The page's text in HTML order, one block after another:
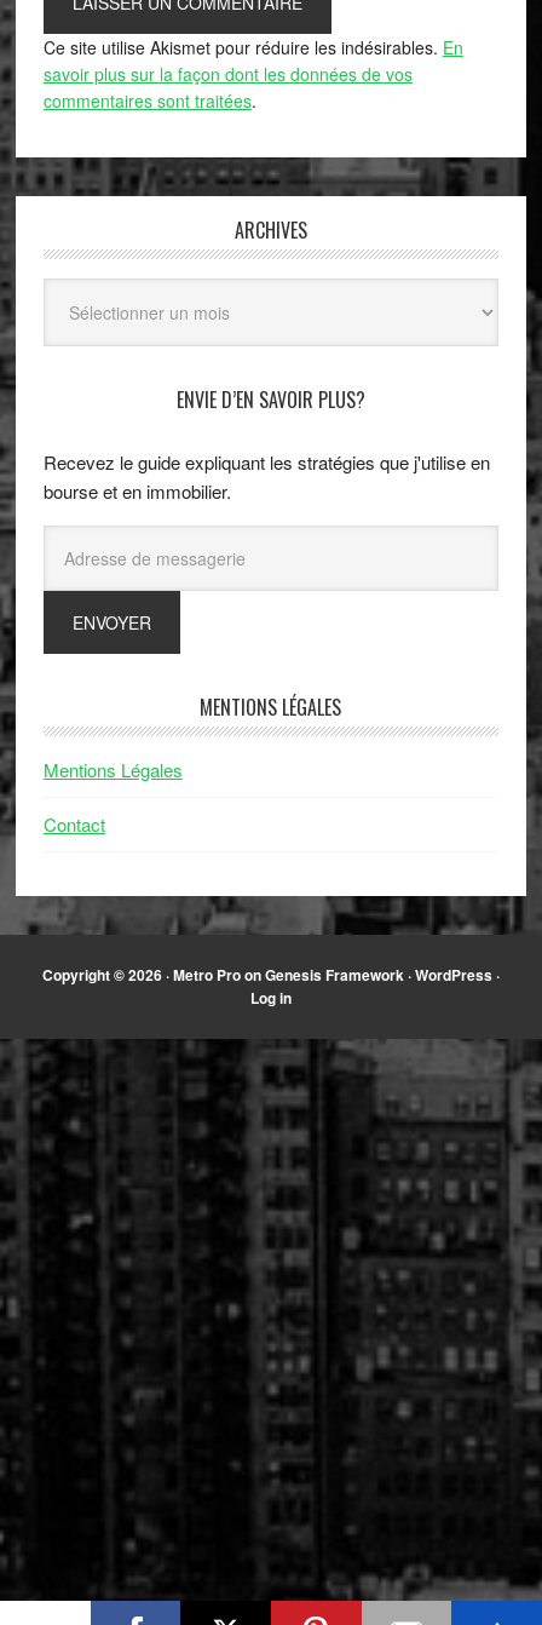
Ce site utilise Akismet pour réduire les indésirables. En
savoir plus sur la façon dont les données de vos
commentaires sont traitées.
ARCHIVES
ENVIE D’EN SAVOIR PLUS?
Recevez le guide expliquant les stratégies que j'utilise en
bourse et en immobilier.
MENTIONS LÉGALES
Mentions Légales
Contact
Copyright © 2026 ·Metro ProonGenesis Framework ·WordPress ·
Log in